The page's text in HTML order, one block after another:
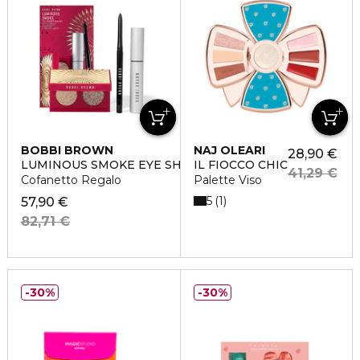
BOBBI BROWN
LUMINOUS SMOKE EYE SHADOW DUO SET
Cofanetto Regalo
57,90 €
82,71 €
NAJ OLEARI
IL FIOCCO CHIC
Palette Viso
28,90 €
41,29 €
5 1
30% 30%